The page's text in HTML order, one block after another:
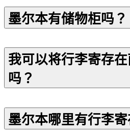
墨尔本有储物柜吗？
我可以将行李寄存
吗？
墨尔本哪里有行李寄